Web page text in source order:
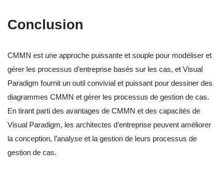
Conclusion
CMMN est une approche puissante et souple pour modéliser et
gérer les processus d’entreprise basés sur les cas, et Visual
Paradigm fournit un outil convivial et puissant pour dessiner des
diagrammes CMMN et gérer les processus de gestion de cas.
En tirant parti des avantages de CMMN et des capacités de
Visual Paradigm, les architectes d’entreprise peuvent améliorer
la conception, l’analyse et la gestion de leurs processus de
gestion de cas.